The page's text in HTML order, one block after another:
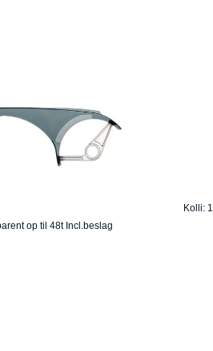
Kolli: 1
op til 48t Incl.beslag